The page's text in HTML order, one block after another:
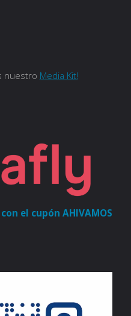
nuestro Media Kit!
el cupón AHIVAMOS